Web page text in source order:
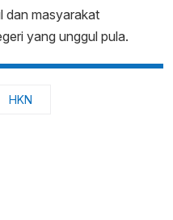
dan masyarakat
yang unggul pula.
HKN